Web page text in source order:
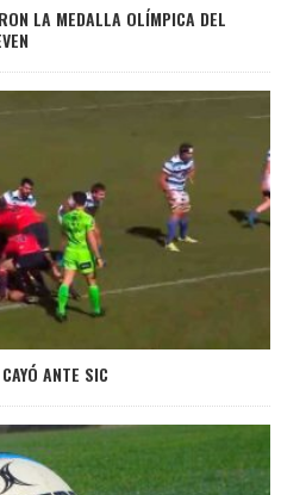
LA MEDALLA OLÍMPICA DEL
ANTE SIC